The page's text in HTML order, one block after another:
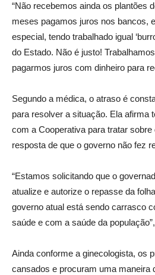
“Não recebemos ainda os plantões
meses pagamos juros nos bancos,
especial, tendo trabalhado igual
do Estado. Não é justo!
pagarmos juros com dinheiro para
Segundo a médica, o atraso é
para resolver a situação. Ela afirma
com a Cooperativa para tratar
resposta de que o governo não fez
“Estamos solicitando que o
atualize e autorize o repasse da
governo atual está sendo carrasco
saúde e com a saúde da
Ainda conforme a ginecologista, os
cansados e procuram uma maneira